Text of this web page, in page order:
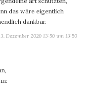
das wäre eigentlich
dankbar.
Dezember 2020 13:50 um 13:50